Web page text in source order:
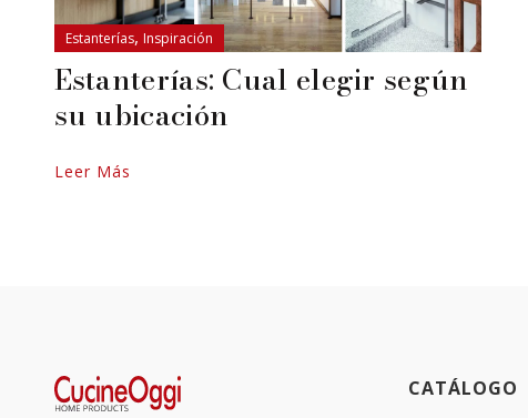
Estanterías, Inspiración
Estanterías: Cual elegir según
su ubicación
Leer Más
CATÁLOGO